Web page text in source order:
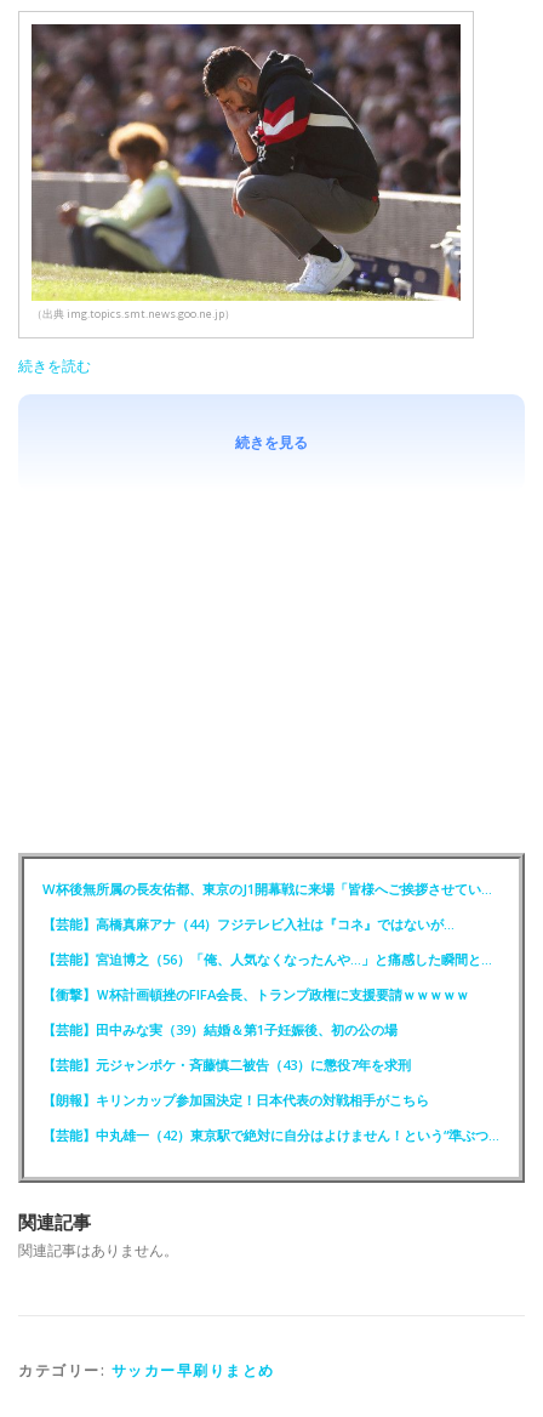
（出典 img.topics.smt.news.goo.ne.jp）
続きを読む
続きを見る
【芸能】高橋真麻アナ（44）フジテレビ入社は『コネ』ではないが…
【衝撃】Ｗ杯計画頓挫のFIFA会長、トランプ政権に支援要請ｗｗｗｗｗ
【芸能】田中みな実（39）結婚＆第1子妊娠後、初の公の場
【芸能】元ジャンポケ・斉藤慎二被告（43）に懲役7年を求刑
【朗報】キリンカップ参加国決定！日本代表の対戦相手がこちら
関連記事
関連記事はありません。
カテゴリー: サッカー早刷りまとめ